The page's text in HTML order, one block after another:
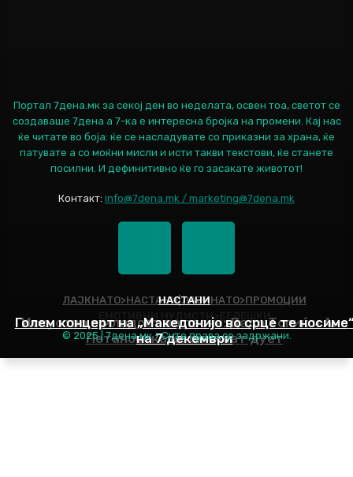
ЕМОТИВНИ НУДИСТИ>БЕЛЕШКИ
Наслов
ЛАЈКНАТО>НАСТАНИ|ЛАЈКНАТО>ПРОМОЦИИ
Искуство и младост во песна: Дадо Топиќ и Ана
Петановска ќе снимаат дует
НАСТАНИ
Голем концерт на „Македонијо во срце те
на 7 декември
Портал 7дена.мк за секој ден во неделата, освен тоа, светот се
создаваше 7дена а 7-ка е интересна бројка на промени. Кај нас
ќе читате во боја: ќе се насладувате со приказни за храна, ќе
патувате а со моќни мисли и исти такви текстови, ќе станете
посилни. И дефинитивно ќе го засакате животот!
Контакт: info@7dena.mk / marketing@7dena.mk
© 2025 | 7дена.мк - Сите права се задржани.